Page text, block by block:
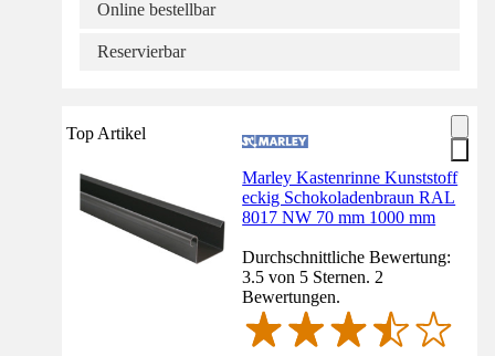
Online bestellbar
Reservierbar
Top Artikel
Marley Kastenrinne Kunststoff
eckig Schokoladenbraun RAL
8017 NW 70 mm 1000 mm
Durchschnittliche Bewertung:
3.5 von 5 Sternen. 2
Bewertungen.